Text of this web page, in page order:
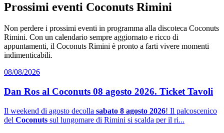
Prossimi eventi Coconuts Rimini
Non perdere i prossimi eventi in programma alla discoteca Coconuts
Rimini. Con un calendario sempre aggiornato e ricco di
appuntamenti, il Coconuts Rimini è pronto a farti vivere momenti
indimenticabili.
08/08/2026
Dan Ros al Coconuts 08 agosto 2026. Ticket Tavoli
Il weekend di agosto decolla sabato 8 agosto 2026! Il palcoscenico
del Coconuts sul lungomare di Rimini si scalda per il ri...